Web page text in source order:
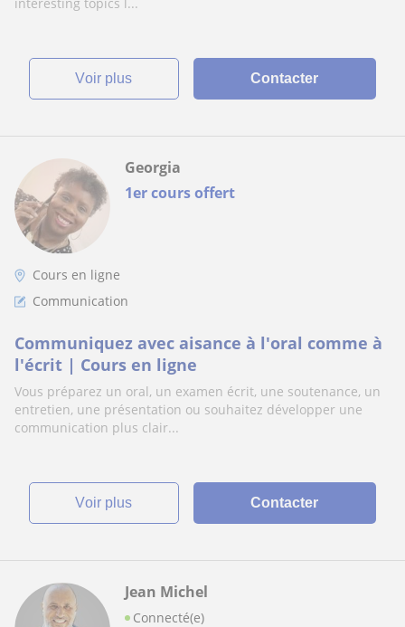
voir plus Contacter
1er cours offert
Georgia
Cours en ligne
Communication
Communiquez avec aisance à l'oral comme à
l'écrit | Cours en ligne
Vous préparez un oral, un examen écrit, une soutenance, un
entretien, une présentation ou souhaitez développer une
communication plus clair...
voir plus Contacter
Jean Michel
Connecté(e)